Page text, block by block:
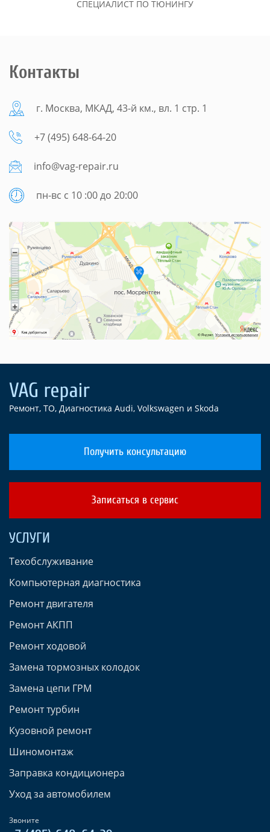
СПЕЦИАЛИСТ ПО ТЮНИНГУ
Контакты
г. Москва, МКАД, 43-й км., вл. 1 стр. 1
+7 (495) 648-64-20
info@vag-repair.ru
пн-вс с 10 :00 до 20:00
Ремонт, ТО, Диагностика Audi, Volkswagen и Skoda
Получить консультацию
Записаться в сервис
УСЛУГИ
Техобслуживание
Компьютерная диагностика
Ремонт двигателя
Ремонт АКПП
Ремонт ходовой
Замена тормозных колодок
Замена цепи ГРМ
Ремонт турбин
Кузовной ремонт
Шиномонтаж
Заправка кондиционера
Уход за автомобилем
Звоните